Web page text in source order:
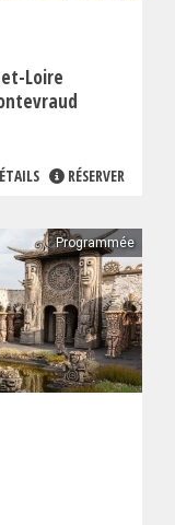
Loire
RÉSERVER
Programmée